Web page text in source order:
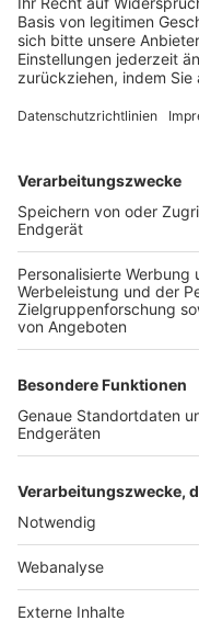
Login SpielPlus
FOLGE DEM BFV
TOP-VEREINE
TOP-PARTNER
Nutzungsbedingungen